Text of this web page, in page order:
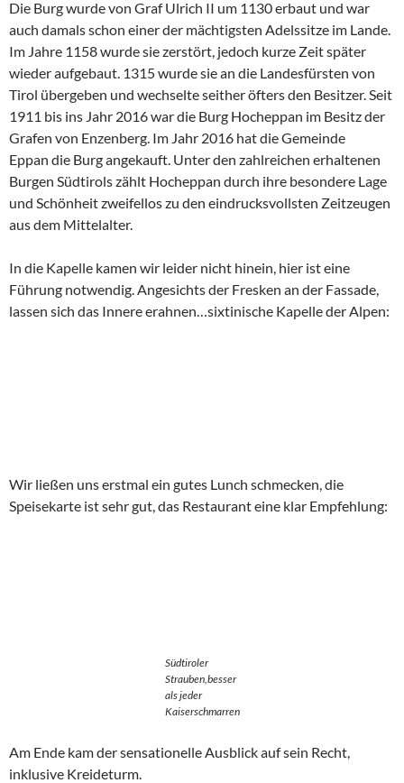
Die Burg wurde von Graf Ulrich II um 1130 erbaut und war
auch damals schon einer der mächtigsten Adelssitze im Lande.
Im Jahre 1158 wurde sie zerstört, jedoch kurze Zeit später
wieder aufgebaut. 1315 wurde sie an die Landesfürsten von
Tirol übergeben und wechselte seither öfters den Besitzer. Seit
1911 bis ins Jahr 2016 war die Burg Hocheppan im Besitz der
Grafen von Enzenberg. Im Jahr 2016 hat die Gemeinde
Eppan die Burg angekauft. Unter den zahlreichen erhaltenen
Burgen Südtirols zählt Hocheppan durch ihre besondere Lage
und Schönheit zweifellos zu den eindrucksvollsten Zeitzeugen
aus dem Mittelalter.
In die Kapelle kamen wir leider nicht hinein, hier ist eine
Führung notwendig. Angesichts der Fresken an der Fassade,
lassen sich das Innere erahnen…sixtinische Kapelle der Alpen:
Wir ließen uns erstmal ein gutes Lunch schmecken, die
Speisekarte ist sehr gut, das Restaurant eine klar Empfehlung:
Südtiroler
Strauben,besser
als jeder
Kaiserschmarren
Am Ende kam der sensationelle Ausblick auf sein Recht,
inklusive Kreideturm.